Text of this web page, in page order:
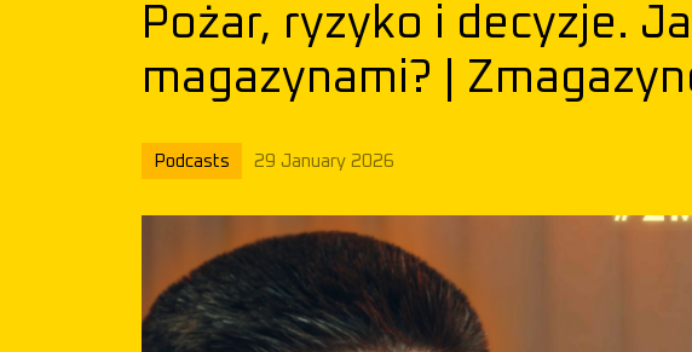
Pożar, ryzyko i decyzje.
magazynami? |
Podcasts 29 January 2026